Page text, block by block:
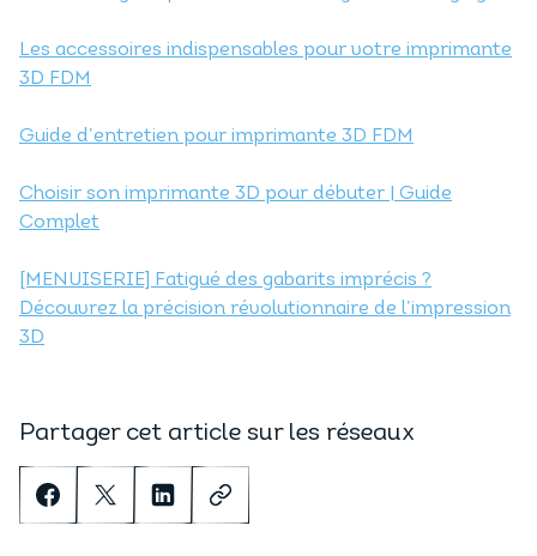
Les accessoires indispensables pour votre imprimante
3D FDM
Guide d’entretien pour imprimante 3D FDM
Choisir son imprimante 3D pour débuter | Guide
Complet
[MENUISERIE] Fatigué des gabarits imprécis ?
Découvrez la précision révolutionnaire de l’impression
3D
Partager cet article sur les réseaux